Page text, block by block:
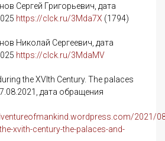
Сергей Григорьевич, дата
https://clck.ru/3Mda7X (1794)
Николай Сергеевич, дата
https://clck.ru/3MdaMV
the XVIth Century. The palaces
дата обращения
2021/
xvith-century-the-palaces-and-